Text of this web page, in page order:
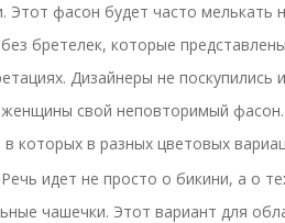
Этот фасон будет часто мелькать
бретелек, которые
Дизайнеры не поскупились
свой неповторимый
которых в разных цветовых
идет не просто о бикини, а о
чашечки. Этот вариант для